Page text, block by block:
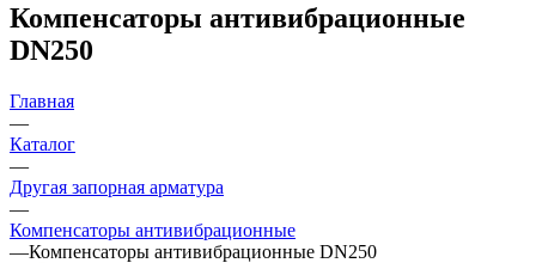
Компенсаторы антивибрационные
DN250
Главная
—
Каталог
—
Другая запорная арматура
—
Компенсаторы антивибрационные
—Компенсаторы антивибрационные DN250